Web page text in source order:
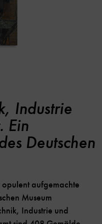
Industrie
Ein
Deutschen
aufgemachte
Museum
Industrie und